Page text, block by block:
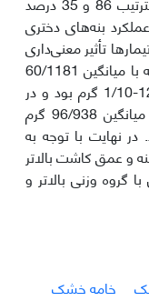
بنه‌های دختری
تأثیر معنی‌داری
بر این صفت داشتند. بیش‌ترین عملکرد بنه با میانگین 60/1181
گرم در مترمربع مربوط به تیمار وزن بنه 12-1/10 گرم بود و در
بین تیمارهای عمق کاشت این مقدار با میانگین 96/938 گرم
بود. در نهایت با توجه به
و عمق کاشت بالاتر
گروه وزنی بالاتر و
خامه خشک